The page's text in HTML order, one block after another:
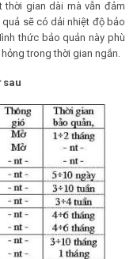
gian dài mà vẫn đảm
sẽ có dải nhiệt độ bảo
thức bảo quản này phù
trong thời gian ngắn.
sau